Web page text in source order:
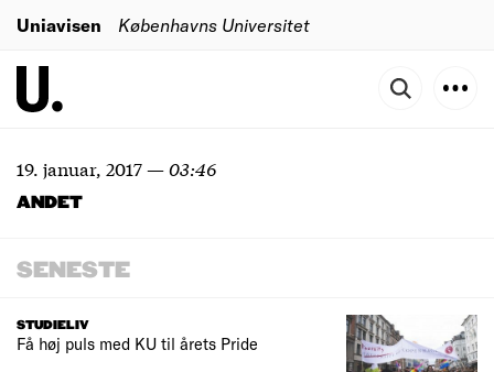
Uniavisen Københavns Universitet
19. januar, 2017—03:46
ANDET
SENESTE
STUDIELIV
Få høj puls med KU til årets Pride